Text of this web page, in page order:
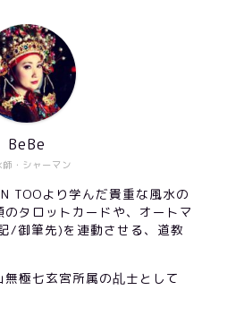
師・シャーマン
BeBe
TOOより学んだ貴重な風水の
タロットカードや、オートマ
/御筆先)を連動させる、道教
極七玄宮所属の乩士として